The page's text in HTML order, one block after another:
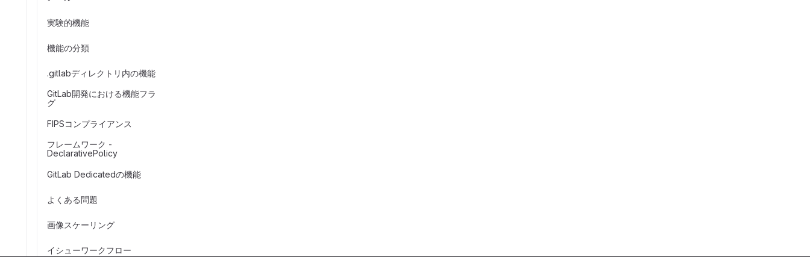
実験的機能
機能の分類
.gitlabディレクトリ内の機能
GitLab開発における機能フラ
グ
FIPSコンプライアンス
フレームワーク -
DeclarativePolicy
GitLab Dedicatedの機能
よくある問題
画像スケーリング
イシューワークフロー